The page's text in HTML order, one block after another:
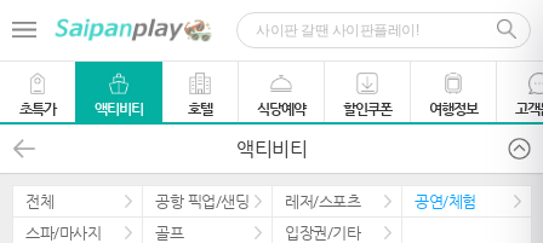
초특가 액티비티 호텔 식당예약 할인쿠폰 여행정보 고객
액티비티
전체 공항 픽업/샌딩 레저/스포츠
공연/체험
스파/마사지
골프 입장권/기타